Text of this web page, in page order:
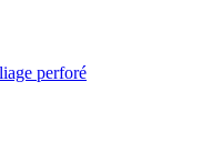
perforé